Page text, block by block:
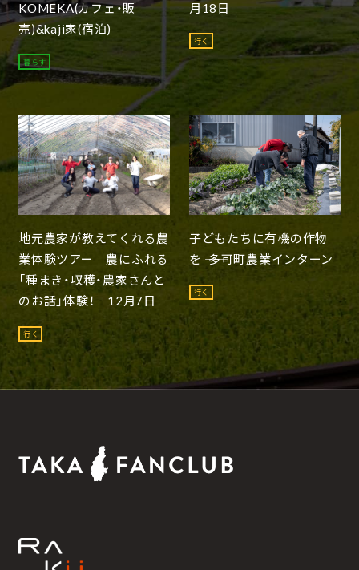
KOMEKA(カフェ・販
売)&kaji家(宿泊)
暮らす
月18日
行く
地元農家が教えてくれる農
業体験ツアー 農にふれる
「種まき・収穫・農家さんと
のお話」体験！ 12月7日
行く
子どもたちに有機の作物
を ―― 多可町農業インターン
行く